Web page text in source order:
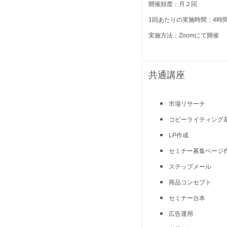
開催頻度：月２回
1 回あたりの実施時間：4時
実施方法：Zoomにて開催
共通講座
市場リサーチ
コピーライティング
LP作成
セミナー募集ページ
ステップメール
商品コンセプト
セミナー台本
広告運用